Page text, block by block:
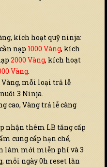
kích hoạt quỹ ninja:
nạp 1000 Vàng, kích
2000 Vàng, kích hoạt
Vàng.
Vàng, mỗi loại trả lễ
3 Ninja.
cao, Vàng trả lễ càng
nhận thêm LB tăng cấp
cung cấp hạn chế,
làm mới miễn phí và 3
mỗi ngày 0h reset lần